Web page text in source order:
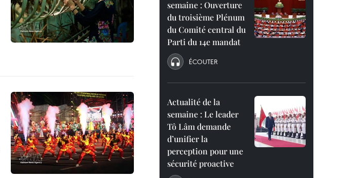
semaine : Ouverture
du troisième Plénum
du Comité central du
Parti du 14e mandat
ÉCOUTER
Actualité de la
semaine : Le leader
Tô Lâm demande
d’unifier la
perception pour une
sécurité proactive